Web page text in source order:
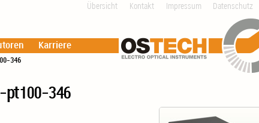
Übersicht Kontakt Impressum Datenschutz
Karriere
346
pt100-346